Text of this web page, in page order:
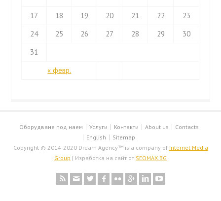
« февр.
17
18 19 20 21 22
23
24
25 26 27 28 29
30
31
Оборудване под наем Услуги Контакти About us
Contacts
English
Sitemap
Copyright © 2014-2020 Dream Agency™ is a company of Internet Media
Group | Изработка на сайт от SEOMAX.BG